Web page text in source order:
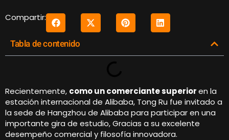
Compartir:
Tabla de contenido
Recientemente, como un comerciante superioren la
estación internacional de Alibaba, Tong Ru fue invitado a
la sede de Hangzhou de Alibaba para participar en una
importante gira de estudio, Gracias a su excelente
desempeño comercial y filosofía innovadora.